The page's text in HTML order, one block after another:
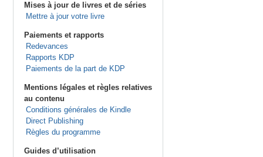
Mises à jour de livres et de séries
Mettre à jour votre livre
Paiements et rapports
Redevances
Rapports KDP
Paiements de la part de KDP
Mentions légales et règles relatives
au contenu
Conditions générales de Kindle
Direct Publishing
Règles du programme
Guides d’utilisation